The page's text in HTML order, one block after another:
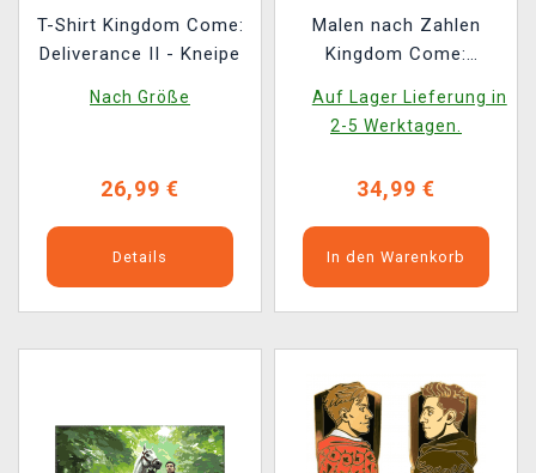
T-Shirt Kingdom Come:
Deliverance II - Kneipe
Nach Größe
26,99 €
Details
Malen nach Zahlen
Kingdom Come:
Loch (Leinwandbild)
Auf Lager Lieferung in
2-5 Werktagen.
34,99 €
In den Warenkorb